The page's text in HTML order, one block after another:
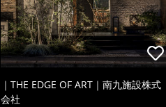
｜THE EDGE OF ART｜南九施設株式
会社